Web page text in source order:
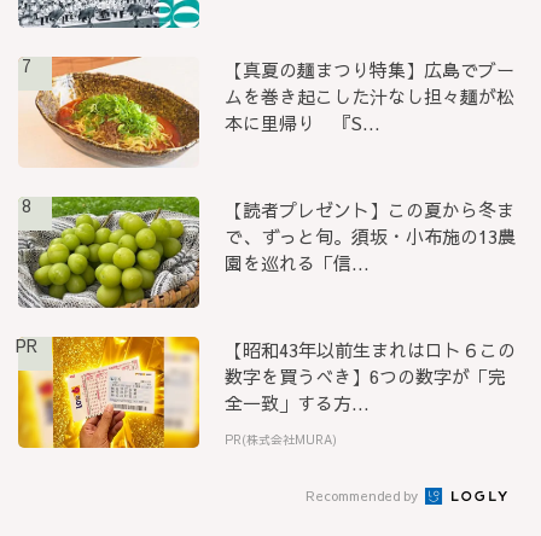
7
【真夏の麺まつり特集】広島でブー
ムを巻き起こした汁なし担々麺が松
本に里帰り 『S...
8
【読者プレゼント】この夏から冬ま
で、ずっと旬。須坂・小布施の13農
園を巡れる「信...
PR
【昭和43年以前生まれはロト６この
数字を買うべき】6つの数字が「完
全一致」する方...
PR(株式会社MURA)
Recommended by